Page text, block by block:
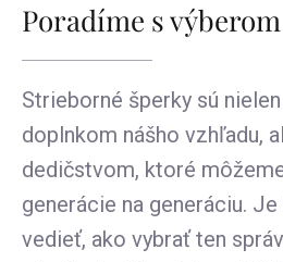
Poradíme s výberom
Strieborné šperky sú
doplnkom nášho vzhľadu,
dedičstvom, ktoré
generácie na generáciu.
vedieť, ako vybrať ten